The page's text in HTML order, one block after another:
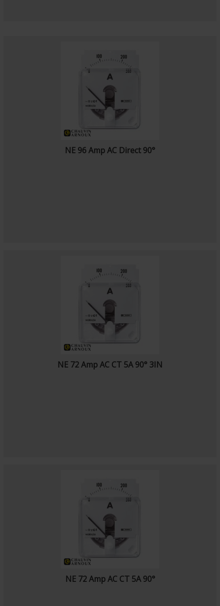
NE 96 Amp AC Direct 90°
NE 72 Amp AC CT 5A 90° 3IN
NE 72 Amp AC CT 5A 90°